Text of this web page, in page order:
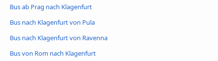
Bus ab Prag nach Klagenfurt
Bus nach Klagenfurt von Pula
Bus nach Klagenfurt von Ravenna
Bus von Rom nach Klagenfurt